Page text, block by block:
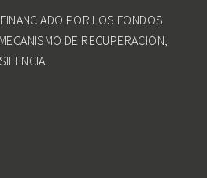
POR LOS FONDOS
DE RECUPERACIÓN,